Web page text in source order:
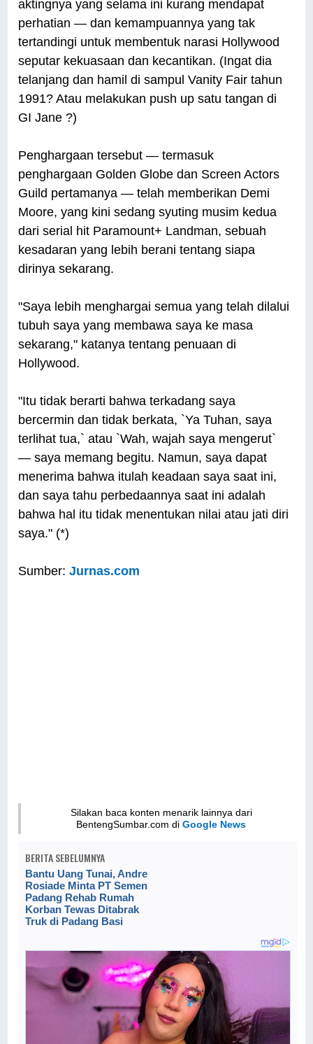
aktingnya yang selama ini kurang mendapat
perhatian — dan kemampuannya yang tak
tertandingi untuk membentuk narasi Hollywood
seputar kekuasaan dan kecantikan. (Ingat dia
telanjang dan hamil di sampul Vanity Fair tahun
1991? Atau melakukan push up satu tangan di
GI Jane ?)
Penghargaan tersebut — termasuk
penghargaan Golden Globe dan Screen Actors
Guild pertamanya — telah memberikan Demi
Moore, yang kini sedang syuting musim kedua
dari serial hit Paramount+ Landman, sebuah
kesadaran yang lebih berani tentang siapa
dirinya sekarang.
"Saya lebih menghargai semua yang telah dilalui
tubuh saya yang membawa saya ke masa
sekarang," katanya tentang penuaan di
Hollywood.
"Itu tidak berarti bahwa terkadang saya
bercermin dan tidak berkata, `Ya Tuhan, saya
terlihat tua,` atau `Wah, wajah saya mengerut`
— saya memang begitu. Namun, saya dapat
menerima bahwa itulah keadaan saya saat ini,
dan saya tahu perbedaannya saat ini adalah
bahwa hal itu tidak menentukan nilai atau jati diri
saya." (*)
Sumber:Jurnas.com
Silakan baca konten menarik lainnya dari
BentengSumbar.com diGoogle News
BERITA SEBELUMNYA
Bantu Uang Tunai, Andre
Rosiade Minta PT Semen
Padang Rehab Rumah
Korban Tewas Ditabrak
Truk di Padang Basi